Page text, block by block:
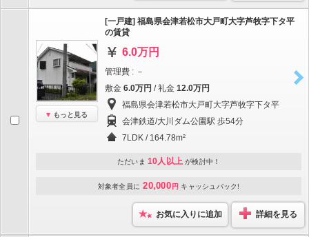
もっと見る
[一戸建] 福島県会津若松市大戸町大字芦牧字下タ平
の賃貸
6.0万円
管理費 : －
敷金 6.0万円 / 礼金 12.0万円
福島県会津若松市大戸町大字芦牧字下タ平
会津鉄道/大川ダム公園駅 歩54分
7LDK / 164.78m²
ただいま 10人以上 が検討中！
対象者全員に 20,000 円 キャッシュバック!
お気に入りに追加 詳細を見る